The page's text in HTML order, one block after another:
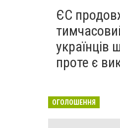
ЄС
українців
проте є
ОГОЛОШЕННЯ